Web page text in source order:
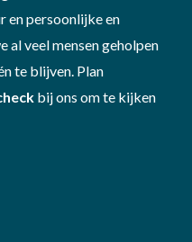
en persoonlijke en
al veel mensen geholpen
te blijven. Plan
bij ons om te kijken